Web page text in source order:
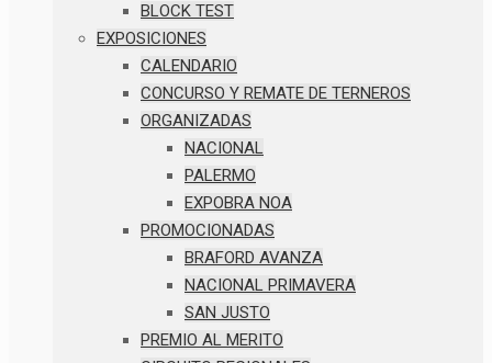
BLOCK TEST
EXPOSICIONES
CALENDARIO
CONCURSO Y REMATE DE TERNEROS
ORGANIZADAS
NACIONAL
PALERMO
EXPOBRA NOA
PROMOCIONADAS
BRAFORD AVANZA
NACIONAL PRIMAVERA
SAN JUSTO
PREMIO AL MERITO